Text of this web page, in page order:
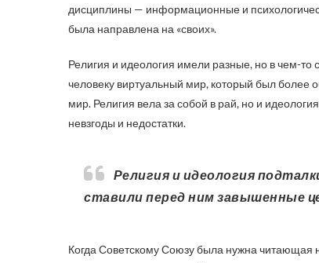
дисциплины — информационные и
была направлена на «своих».
Религия и идеология имели разные, но в чем-
человеку виртуальный мир, который был
мир. Религия вела за собой в рай, но и
невзгоды и недостатки.
Религия и идеология подталкивали человека, условно говоря, к звездам, поскольку
ставили перед ним завышенные
Когда Советскому Союзу была нужна читающая